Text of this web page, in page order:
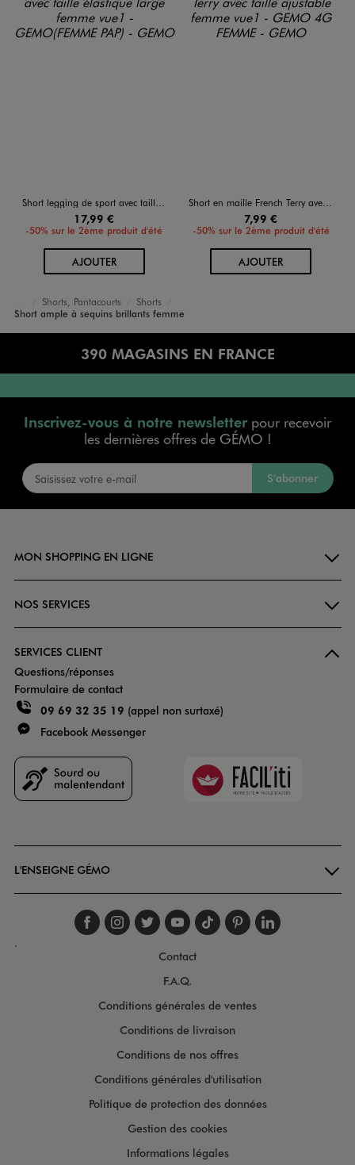
Short legging de sport avec taille élastique large femme
17,99 €
-50% sur le 2ème produit d'été
AJOUTERAU PANIER
Short en maille French Terry avec taille ajustable femme
7,99 €
-50% sur le 2ème produit d'été
AJOUTERAU PANIER
Accueil
Femme
Vêtements
Shorts, Pantacourts
Shorts
Short ample à sequins brillants femme
390 MAGASINS EN FRANCE
Inscrivez-vous à notre newsletterpour recevoir
les dernières offres de GÉMO !
S’abonner
MON SHOPPING EN LIGNE
NOS SERVICES
SERVICES CLIENT
Questions/réponses
Formulaire de contact
09 69 32 35 19 (appel non surtaxé)
Facebook Messenger
Faciliti
L'ENSEIGNE GÉMO
Suivez-nous sur
Suivez-nous sur
Suivez-nous sur
Suivez-nous
Suivez-nous
Suivez-
.
Contact
F.A.Q.
Conditions générales de ventes
Conditions de livraison
Conditions de nos offres
Conditions générales d'utilisation
Politique de protection des données
Gestion des cookies
Informations légales